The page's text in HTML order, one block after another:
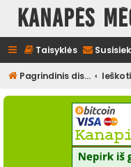
Kanapės
Taisyklės
Pagrindinis diskusijų puslapis Ieškoti